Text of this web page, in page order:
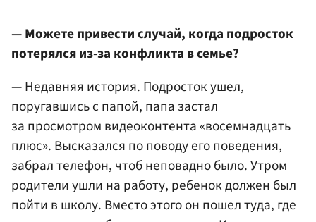
— Можете привести случай, когда подросток
потерялся из-за конфликта в семье?
— Недавняя история. Подросток ушел,
поругавшись с папой, папа застал
за просмотром видеоконтента «восемнадцать
плюс». Высказался по поводу его поведения,
забрал телефон, чтоб неповадно было. Утром
родители ушли на работу, ребенок должен был
пойти в школу. Вместо этого он пошел туда, где